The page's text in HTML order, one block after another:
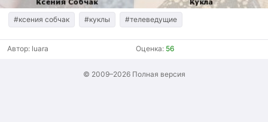
Поиск
#ксения собчак #куклы #телеведущие
Автор: luara Оценка: 56
© 2009–2026 Полная версия